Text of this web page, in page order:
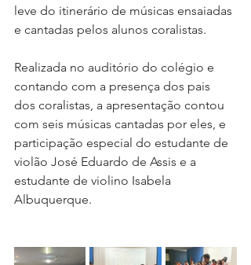
leve do itinerário de músicas ensaiadas
e cantadas pelos alunos coralistas.
Realizada no auditório do colégio e
contando com a presença dos pais
dos coralistas, a apresentação contou
com seis músicas cantadas por eles, e
participação especial do estudante de
violão José Eduardo de Assis e a
estudante de violino Isabela
Albuquerque.